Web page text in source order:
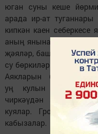
юган суны кеше
арада ир-ат
кипкән каен
аның янына әле бер уч
җәяләр, баш астына
су бөркиләр. Аннары
Аякларын бәйлиләр,
уң кулын өстә
чиркәүдән алган
куялар. Гроб
кабызалар.